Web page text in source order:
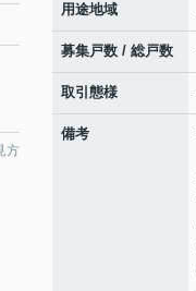
方
用途地域
募集戸数 / 総戸数
取引態様
備考